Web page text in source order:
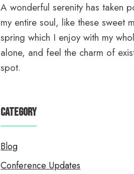
A wonderful serenity has taken
my entire soul, like these sweet
spring which I enjoy with my
alone, and feel the charm of
spot.
Category
Blog
Conference Updates